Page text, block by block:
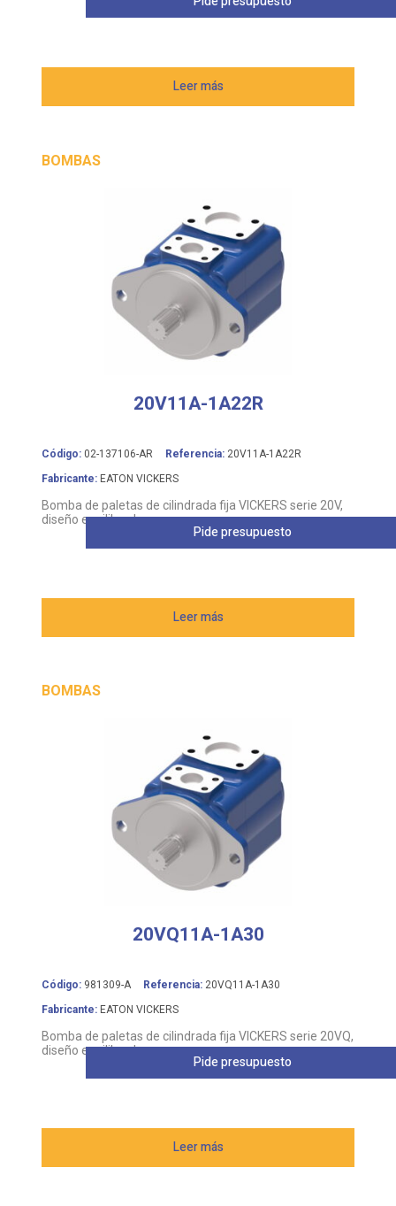
Leer más
BOMBAS
20V11A-1A22R
Código: 02-137106-AR Referencia: 20V11A-1A22R
Fabricante: EATON VICKERS
Bomba de paletas de cilindrada fija VICKERS serie 20V,
diseño equilibrado
Leer más
Pide presupuesto
BOMBAS
20VQ11A-1A30
Código: 981309-A Referencia: 20VQ11A-1A30
Fabricante: EATON VICKERS
Bomba de paletas de cilindrada fija VICKERS serie 20VQ,
diseño equilibrado
Leer más
Pide presupuesto